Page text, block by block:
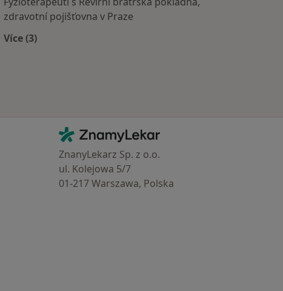
zdravotní pojišťovna v Praze
Více (3)
Kontakt
ZnamyLekar - Hlavní stránka
ZnanyLekarz Sp. z o.o.
ul. Kolejowa 5/7
01-217 Warszawa, Polska